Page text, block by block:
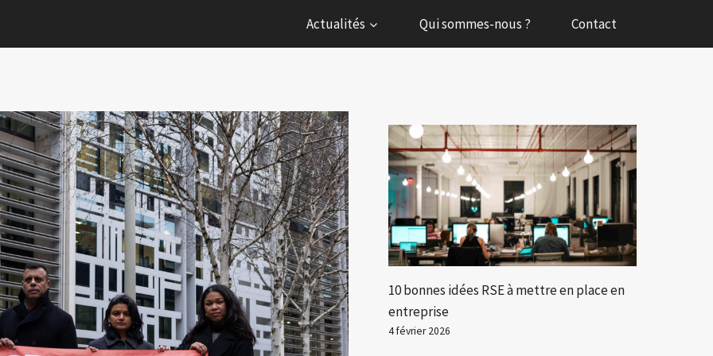
Actualités Qui sommes-nous ? Contact
10 bonnes idées RSE à mettre en place en
entreprise
4 février 2026